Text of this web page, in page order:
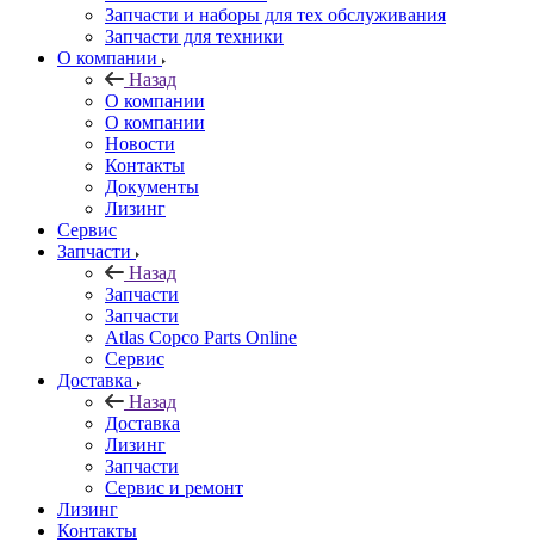
Запчасти и наборы для тех обслуживания
Запчасти для техники
О компании
Назад
О компании
О компании
Новости
Контакты
Документы
Лизинг
Сервис
Запчасти
Назад
Запчасти
Запчасти
Atlas Copco Parts Online
Сервис
Доставка
Назад
Доставка
Лизинг
Запчасти
Сервис и ремонт
Лизинг
Контакты